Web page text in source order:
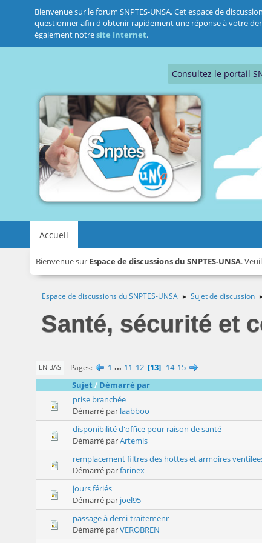
Bienvenue sur le forum SNPTES-UNSA. Cet espace de
questionner afin d'obtenir rapidement une réponse à votre
également notresite Internet.
Consultez le portail
Accueil
Bienvenue sur Espace de discussions du SNPTES-UNSA.
Espace de discussions du SNPTES-UNSA ► Sujet de discussion
Santé, sécurité et
EN BAS Pages 1 ... 11 12 13 14 15
Sujet / Démarré par
prise branchée
Démarré par laabboo
disponibilité d'office pour raison de santé
Démarré parArtemis
remplacement filtres des hottes et armoires
Démarré parfarinex
jours fériés
Démarré par joel95
passage à demi-traitemenr
Démarré parVEROBREN